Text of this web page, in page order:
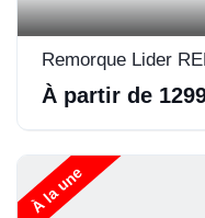
Remorque Lider
À partir de
À la une